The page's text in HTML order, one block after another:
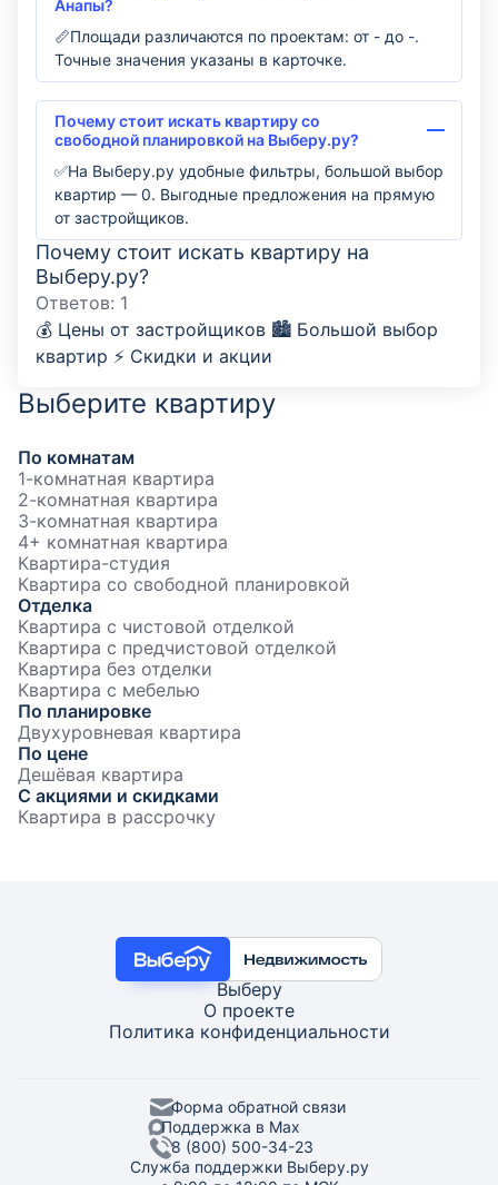
Анапы?
📏Площади различаются по проектам: от - до -.
Точные значения указаны в карточке.
Почему стоит искать квартиру со
свободной планировкой на Выберу.ру?
✅На Выберу.ру удобные фильтры, большой выбор
квартир — 0. Выгодные предложения на прямую
от застройщиков.
Почему стоит искать квартиру на
Выберу.ру?
Ответов: 1
💰 Цены от застройщиков 🏙️ Большой выбор
квартир ⚡ Скидки и акции
Выберите квартиру
По комнатам
1-комнатная квартира
2-комнатная квартира
3-комнатная квартира
4+ комнатная квартира
Квартира-студия
Квартира со свободной планировкой
Отделка
Квартира с чистовой отделкой
Квартира с предчистовой отделкой
Квартира без отделки
Квартира с мебелью
По планировке
Двухуровневая квартира
По цене
Дешёвая квартира
С акциями и скидками
Квартира в рассрочку
Выберу
О проекте
Политика конфиденциальности
Форма обратной связи
Поддержка в Max
8 (800) 500-34-23
Служба поддержки Выберу.ру